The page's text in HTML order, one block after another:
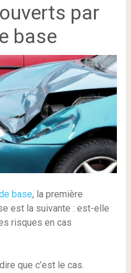
par
base
base, la première
est la suivante : est-elle
risques en cas
que c’est le cas.